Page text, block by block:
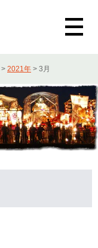
> 2021年 > 3月